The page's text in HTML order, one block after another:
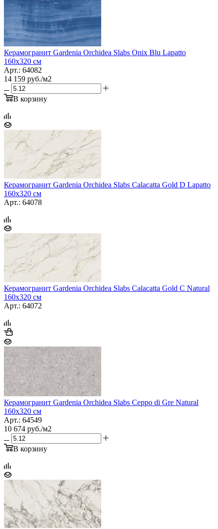
Керамогранит Gardenia Orchidea Slabs Oniх Blu Lapatto
160x320 см
Арт.: 64082
14 159 руб./м2
В корзину
Керамогранит Gardenia Orchidea Slabs Calacatta Gold D Lapatto
160x320 см
Арт.: 64078
Керамогранит Gardenia Orchidea Slabs Calacatta Gold C Natural
160x320 см
Арт.: 64072
Керамогранит Gardenia Orchidea Slabs Ceppo di Gre Natural
160x320 см
Арт.: 64549
10 674 руб./м2
В корзину